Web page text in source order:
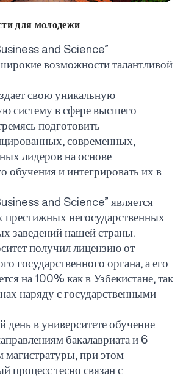
для молодежи
and Science”
возможности талантливой
свою уникальную
систему в сфере высшего
подготовить
современных,
лидеров на основе
обучения и интегрировать их в
and Science” является
престижных негосударственных
заведений нашей страны.
получил лицензию от
государственного органа, а его
на 100% как в Узбекистане, так
наряду с государственными
день в университете обучение
бакалавриата и 6
магистратуры, при этом
процесс тесно связан с